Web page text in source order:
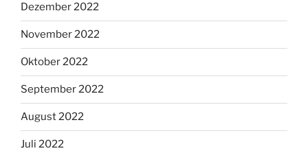
Dezember 2022
November 2022
Oktober 2022
September 2022
August 2022
Juli 2022